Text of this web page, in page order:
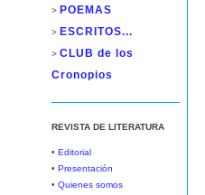
> POEMAS
> ESCRITOS...
> CLUB de los
Cronopios
REVISTA DE LITERATURA
• Editorial
• Presentación
• Quienes somos